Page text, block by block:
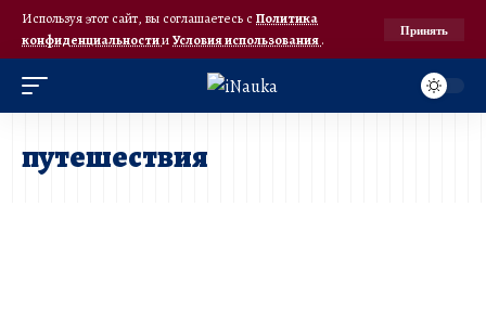
Используя этот сайт, вы соглашаетесь с Политика
конфиденциальностииУсловия использования.
Принять
путешествия